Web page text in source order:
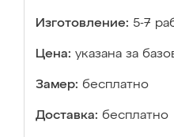
Изготовление: 5-7
Цена: указана за
Замер: бесплатно
Доставка: бесплатно